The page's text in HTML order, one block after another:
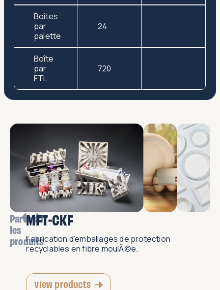
Boîtes
par
palette
24
Boîte
par
FTL
720
Parcourir
les
produits
MFT-CKF
Fabrication d'emballages de protection
recyclables en fibre moulÃ©e.
view products